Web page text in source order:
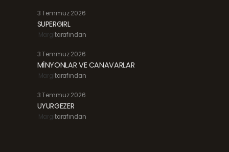
3 Temmuz 2026
SUPERGIRL
Margitarafından
3 Temmuz 2026
MİNYONLAR VE CANAVARLAR
Margitarafından
3 Temmuz 2026
UYURGEZER
Margitarafından